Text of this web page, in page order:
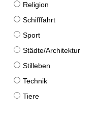
Religion
Schifffahrt
Sport
Städte/Architektur
Stilleben
Technik
Tiere